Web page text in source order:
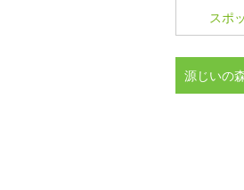
スポ
源じいの